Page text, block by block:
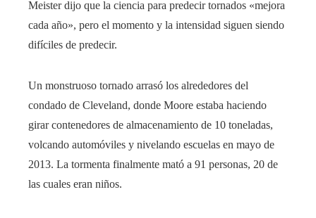
Meister dijo que la ciencia para predecir tornados «mejora
cada año», pero el momento y la intensidad siguen siendo
difíciles de predecir.
Un monstruoso tornado arrasó los alrededores del
condado de Cleveland, donde Moore estaba haciendo
girar contenedores de almacenamiento de 10 toneladas,
volcando automóviles y nivelando escuelas en mayo de
2013. La tormenta finalmente mató a 91 personas, 20 de
las cuales eran niños.